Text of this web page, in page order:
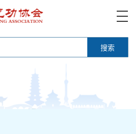
搜索